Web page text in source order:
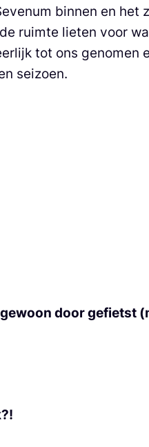
binnen en het
ruimte lieten voor
tot ons genomen
seizoen.
door gefietst